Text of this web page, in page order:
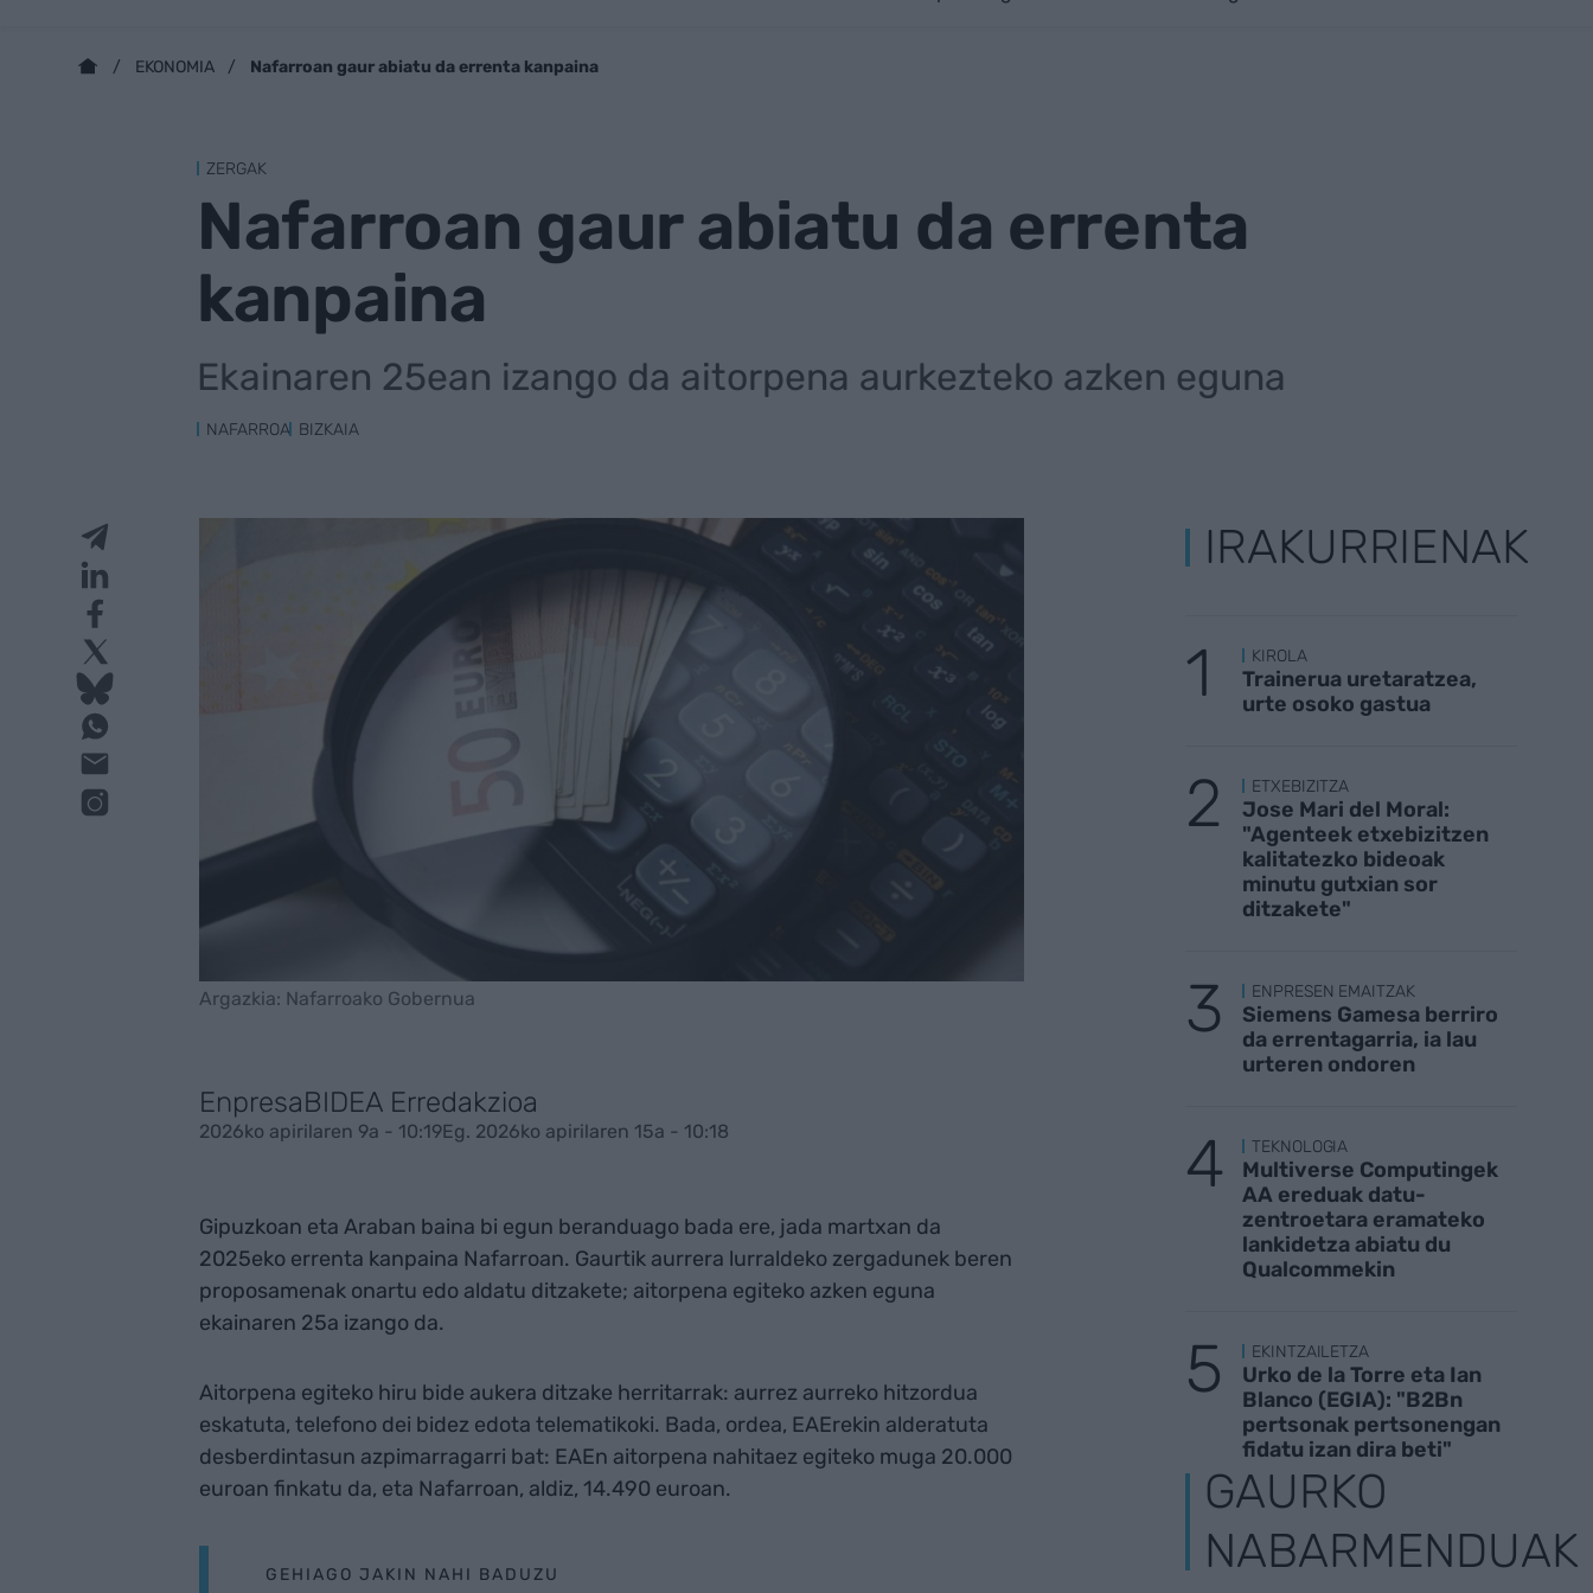
EKONOMIA Nafarroan gaur abiatu da errenta kanpaina
ZERGAK
Nafarroan gaur abiatu da errenta
kanpaina
Ekainaren 25ean izango da aitorpena aurkezteko azken eguna
NAFARROA BIZKAIA
Argazkia: Nafarroako Gobernua
EnpresaBIDEA Erredakzioa
2026ko apirilaren 9a - 10:19Eg. 2026ko apirilaren 15a - 10:18
Gipuzkoan eta Araban baina bi egun beranduago bada ere, jada martxan da
2025eko errenta kanpaina Nafarroan. Gaurtik aurrera lurraldeko zergadunek beren
proposamenak onartu edo aldatu ditzakete; aitorpena egiteko azken eguna
ekainaren 25a izango da.
Aitorpena egiteko hiru bide aukera ditzake herritarrak: aurrez aurreko hitzordua
eskatuta, telefono dei bidez edota telematikoki. Bada, ordea, EAErekin alderatuta
desberdintasun azpimarragarri bat: EAEn aitorpena nahitaez egiteko muga 20.000
euroan finkatu da, eta Nafarroan, aldiz, 14.490 euroan.
GEHIAGO JAKIN NAHI BADUZU
IRAKURRIENAK
KIROLA
Trainerua uretaratzea,
urte osoko gastua
ETXEBIZITZA
Jose Mari del Moral:
"Agenteek etxebizitzen
kalitatezko bideoak
minutu gutxian sor
ditzakete"
ENPRESEN EMAITZAK
Siemens Gamesa berriro
da errentagarria, ia lau
urteren ondoren
TEKNOLOGIA
Multiverse Computingek
AA ereduak datu-
zentroetara eramateko
lankidetza abiatu du
Qualcommekin
EKINTZAILETZA
Urko de la Torre eta Ian
Blanco (EGIA): "B2Bn
pertsonak pertsonengan
fidatu izan dira beti"
GAURKO
NABARMENDUAK